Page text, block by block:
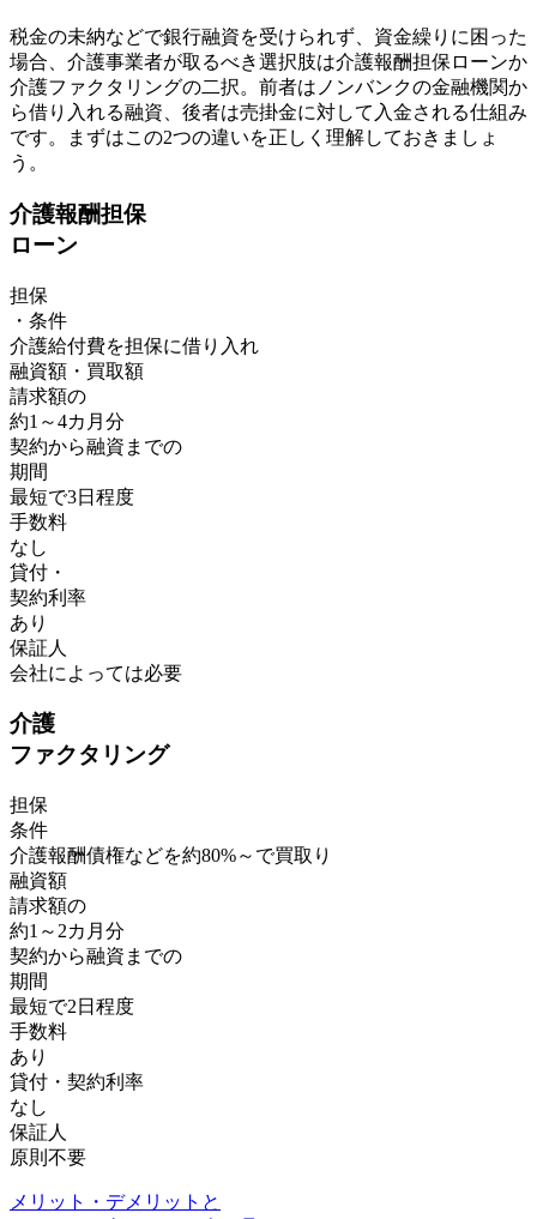
税金の未納などで銀行融資を受けられず、資金繰りに困った
場合、介護事業者が取るべき選択肢は介護報酬担保ローンか
介護ファクタリングの二択。前者はノンバンクの金融機関か
ら借り入れる融資、後者は売掛金に対して入金される仕組み
です。まずはこの2つの違いを正しく理解しておきましょ
う。
介護報酬担保
ローン
担保
・条件
介護給付費を担保に借り入れ
融資額・買取額
請求額の
約1～4カ月分
契約から融資までの
期間
最短で3日程度
手数料
なし
貸付・
契約利率
あり
保証人
会社によっては必要
介護
ファクタリング
担保
条件
介護報酬債権などを約80%～で買取り
融資額
請求額の
約1～2カ月分
契約から融資までの
期間
最短で2 日程度
手数料
あり
貸付・契約利率
なし
保証人
原則不要
メリット・デメリットと